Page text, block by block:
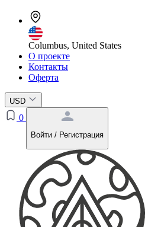
Columbus, United States
О проекте
Контакты
Оферта
USD
0
Войти / Регистрация